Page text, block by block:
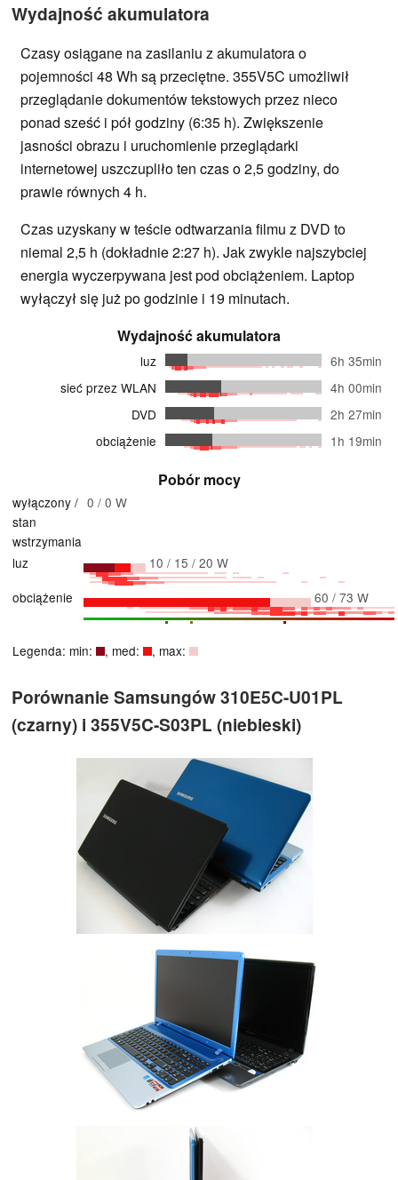
Wydajność akumulatora
Czasy osiągane na zasilaniu z akumulatora o
pojemności 48 Wh są przeciętne. 355V5C umożliwił
przeglądanie dokumentów tekstowych przez nieco
ponad sześć i pół godziny (6:35 h). Zwiększenie
jasności obrazu i uruchomienie przeglądarki
internetowej uszczupliło ten czas o 2,5 godziny, do
prawie równych 4 h.
Czas uzyskany w teście odtwarzania filmu z DVD to
niemal 2,5 h (dokładnie 2:27 h). Jak zwykle najszybciej
energia wyczerpywana jest pod obciążeniem. Laptop
wyłączył się już po godzinie i 19 minutach.
Wydajność akumulatora
luz
6h 35min
sieć przez WLAN
4h 00min
DVD
2h 27min
obciążenie
1h 19min
Pobór mocy
wyłączony /
stan
wstrzymania
0 / 0 W
luz
10 / 15 / 20 W
obciążenie
60 / 73 W
Legenda: min: , med: , max:
Porównanie Samsungów 310E5C-U01PL
(czarny) i 355V5C-S03PL (niebieski)